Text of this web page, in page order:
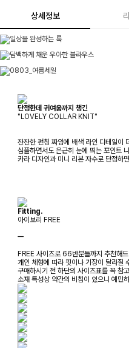
상세정보
단정한데 귀여움까지 챙긴
"LOVELY COLLAR KNIT"
잔잔한 펀칭 짜임에 배색 라인 디테일이
심플하면서도 은근히 눈에 띄는 포인트
카라 디자인과 미니 리본 자수로 단정하
Fitting.
아이보리 FREE
ㅡ
FREE 사이즈로 66반분들까지 추천해
개인 체형에 따라 핏이나 기장이 달라질
구매하시기 전 하단의 사이즈표를 꼭 참
소재 특성상 약간의 비침이 있으니 예민